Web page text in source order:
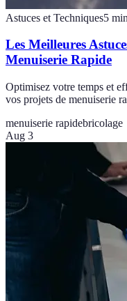
Astuces et Techniques5 min
Les Meilleures
Menuiserie Rapide
Optimisez votre temps et
vos projets de menuiserie
menuiserie rapidebricolage
Aug 3